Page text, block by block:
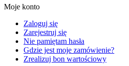
Moje konto
Zaloguj się
Zarejestruj się
Nie pamiętam hasła
Gdzie jest moje zamówienie?
Zrealizuj bon wartościowy